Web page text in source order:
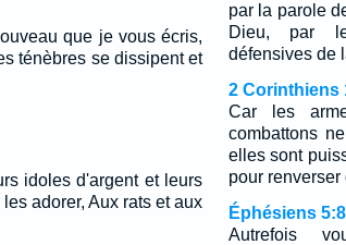
que je vous écris,
ténèbres se dissipent et
idoles d'argent et leurs
adorer, Aux rats et aux
par la parole
Dieu, par
défensives de
2 Corinthiens
Car les
combattons
elles sont
pour renverser
Éphésiens 5:8
Autrefois